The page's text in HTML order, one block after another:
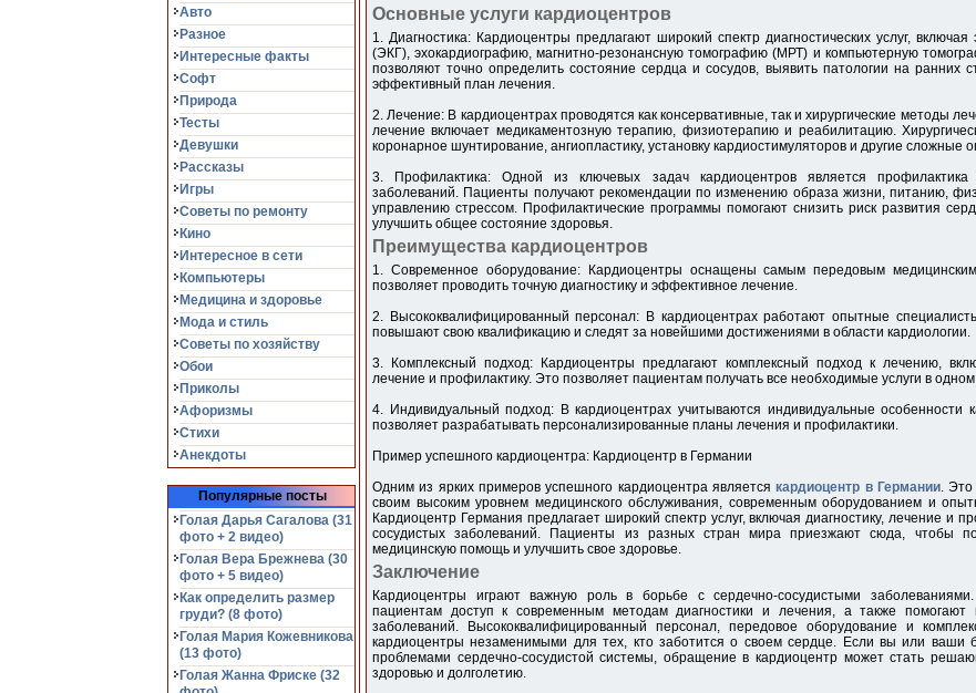
Авто
Разное
Интересные факты
Софт
Природа
Тесты
Девушки
Рассказы
Игры
Советы по ремонту
Кино
Интересное в сети
Компьютеры
Медицина и здоровье
Мода и стиль
Советы по хозяйству
Обои
Приколы
Афоризмы
Стихи
Анекдоты
Популярные посты
Голая Дарья Сагалова (31
фото + 2 видео)
Голая Вера Брежнева (30
фото + 5 видео)
Как определить размер
груди? (8 фото)
Голая Мария Кожевникова
(13 фото)
Голая Жанна Фриске (32
Основные услуги кардиоцентров
1. Диагностика: Кардиоцентры предлагают широкий спектр диагностических услуг, включая
(ЭКГ), эхокардиографию, магнитно-резонансную томографию (МРТ) и компьютерную
позволяют точно определить состояние сердца и сосудов, выявить патологии на ранних
эффективный план лечения.
2. Лечение: В кардиоцентрах проводятся как консервативные, так и хирургические методы
лечение включает медикаментозную терапию, физиотерапию и реабилитацию.
коронарное шунтирование, ангиопластику, установку кардиостимуляторов и другие сложные
3. Профилактика: Одной из ключевых задач кардиоцентров является профилактика
заболеваний. Пациенты получают рекомендации по изменению образа жизни, питанию,
управлению стрессом. Профилактические программы помогают снизить риск развития
улучшить общее состояние здоровья.
Преимущества кардиоцентров
1. Современное оборудование: Кардиоцентры оснащены самым передовым
позволяет проводить точную диагностику и эффективное лечение.
2. Высококвалифицированный персонал: В кардиоцентрах работают опытные
повышают свою квалификацию и следят за новейшими достижениями в области кардиологии.
3. Комплексный подход: Кардиоцентры предлагают комплексный подход к лечению,
лечение и профилактику. Это позволяет пациентам получать все необходимые услуги в
4. Индивидуальный подход: В кардиоцентрах учитываются индивидуальные особенности
позволяет разрабатывать персонализированные планы лечения и профилактики.
Пример успешного кардиоцентра: Кардиоцентр в Германии
Одним из ярких примеров успешного кардиоцентра являетсякардиоцентр в Германии. Это
своим высоким уровнем медицинского обслуживания, современным оборудованием и
Кардиоцентр Германия предлагает широкий спектр услуг, включая диагностику, лечение и
сосудистых заболеваний. Пациенты из разных стран мира приезжают сюда, чтобы
медицинскую помощь и улучшить свое здоровье.
Заключение
Кардиоцентры играют важную роль в борьбе с сердечно-сосудистыми
пациентам доступ к современным методам диагностики и лечения, а также помогают
заболеваний. Высококвалифицированный персонал, передовое оборудование и
кардиоцентры незаменимыми для тех, кто заботится о своем сердце. Если вы или ваши
проблемами сердечно-сосудистой системы, обращение в кардиоцентр может стать
здоровью и долголетию.